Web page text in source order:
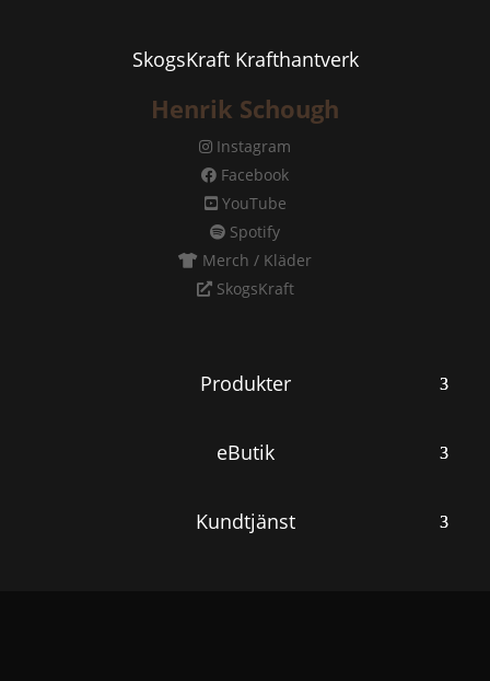
SkogsKraft Krafthantverk
Henrik Schough
Instagram
Facebook
YouTube
Spotify
Merch / Kläder
SkogsKraft
Produkter
eButik
Kundtjänst